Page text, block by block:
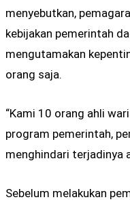
menyebutkan,
kebijakan pemerintah
mengutamakan
orang saja.
“Kami 10 orang ahli
program pemerintah,
menghindari terjadinya
Sebelum melakukan